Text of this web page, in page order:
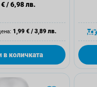
/6,98 лв.
1,99 € / 3,89 лв.
в количката